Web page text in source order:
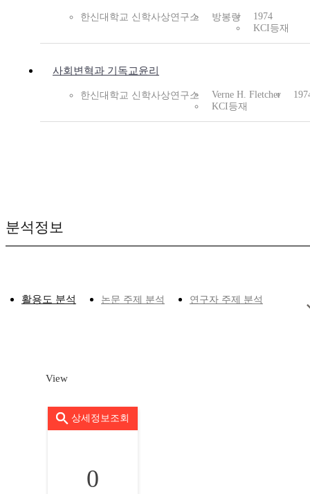
한신대학교 신학사상연구소 방봉랑
1974
KCI등재
사회변혁과 기독교윤리
한신대학교 신학사상연구소 Verne H. Fletcher
KCI등재
분석정보
활용도 분석 논문 주제 분석 연구자 주제 분석
View
상세정보조회
0